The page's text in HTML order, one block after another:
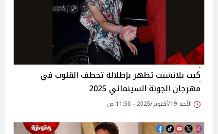
كيت بلانشيت تظهر بإطلالة تخطف القلوب في
مهرجان الجونة السينمائي 2025
الأحد 19/أكتوبر/2025 - 11:50 ص